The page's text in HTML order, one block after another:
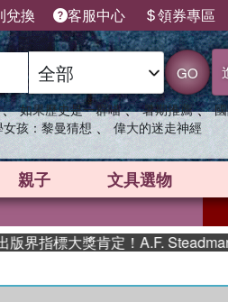
兌換 客服中心 領券專區
GO
、 如果歷史是一群喵 、 暑期推薦 、
女孩：黎曼猜想 、 偉大的迷走神經
親子 文具選物
界指標大獎肯定！A.F.